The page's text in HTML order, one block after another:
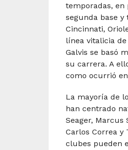
temporadas,
segunda base y
Cincinnati,
línea vitalicia
Galvis se basó
su carrera. A
como ocurrió
La mayoría de
han centrado
Seager, Marcus
Carlos Correa
clubes pueden